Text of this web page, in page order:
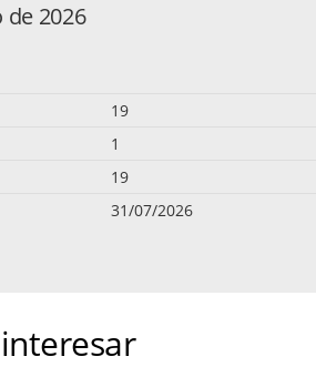
de 2026
19
1
19
31/07/2026